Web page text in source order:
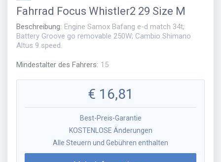
Fahrrad Focus Whistler2 29 Size M
Beschreibung: Engine Samox Bafang e-d match 34t;
Battery Groove go removable 250W; Cambio Shimano
Altus 9 speed.
Mindestalter des Fahrers: 15
€ 16,81
Best-Preis-Garantie
KOSTENLOSE Änderungen
Alle Steuern und Gebühren enthalten